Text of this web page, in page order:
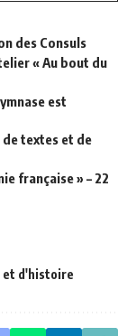
des Consuls
« Au bout du
est
de textes et de
française » – 22
et d'histoire